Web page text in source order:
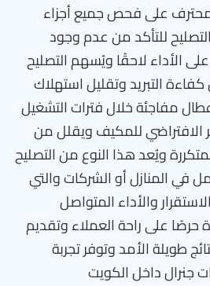
على فحص جميع أجزاء
للتأكد من عدم وجود
الأداء لاحقًا ويُسهم التصليح
التبريد وتقليل استهلاك
مفاجئة خلال فترات التشغيل
الافتراضي للمكيف ويقلل من
ويُعد هذا النوع من التصليح
في المنازل أو الشركات والتي
والأداء المتواصل
حرصًا على راحة العملاء وتقديم
طويلة الأمد وتوفر تجربة
جنرال داخل الكويت